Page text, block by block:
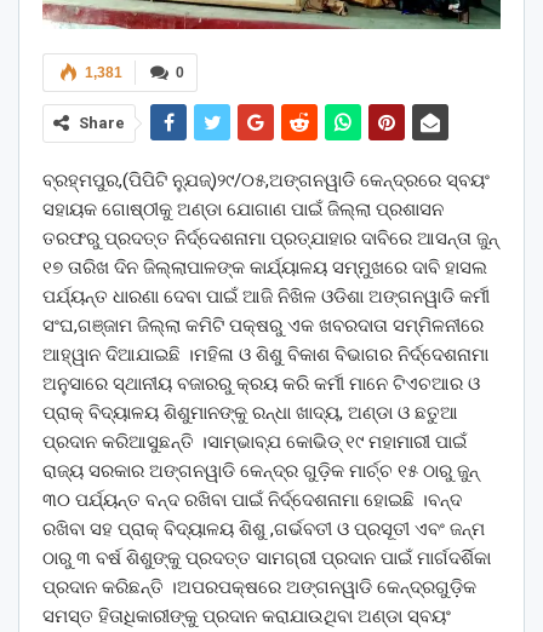
0
1,381
Share
ବ୍ରହ୍ମପୁର,(ପିପିଟି ନ୍ଯୁଜ୍)୨୯/୦୫,ଅଙ୍ଗନୱାଡି କେନ୍ଦ୍ରରେ ସ୍ବୟଂ
ସହାୟକ ଗୋଷ୍ଠୀକୁ ଅଣ୍ଡା ଯୋଗାଣ ପାଇଁ ଜିଲ୍ଲା ପ୍ରଶାସନ
ତରଫରୁ ପ୍ରଦତ୍ତ ନିର୍ଦ୍ଦେଶନାମା ପ୍ରତ୍ଯାହାର ଦାବିରେ ଆସନ୍ତା ଜୁନ୍
୧୭ ତାରିଖ ଦିନ ଜିଲ୍ଲାପାଳଙ୍କ କାର୍ଯ୍ୟାଳୟ ସମ୍ମୁଖରେ ଦାବି ହାସଲ
ପର୍ଯ୍ୟନ୍ତ ଧାରଣା ଦେବା ପାଇଁ ଆଜି ନିଖିଳ ଓଡିଶା ଅଙ୍ଗନୱାଡି କର୍ମୀ
ସଂଘ,ଗଞ୍ଜାମ ଜିଲ୍ଲା କମିଟି ପକ୍ଷରୁ ଏକ ଖବରଦାତା ସମ୍ମିଳନୀରେ
ଆହ୍ୱାନ ଦିଆଯାଇଛି ।ମହିଳା ଓ ଶିଶୁ ବିକାଶ ବିଭାଗର ନିର୍ଦ୍ଦେଶନାମା
ଅନୁସାରେ ସ୍ଥାନୀୟ ବଜାରରୁ କ୍ରୟ କରି କର୍ମୀ ମାନେ ଟିଏଚଆର ଓ
ପ୍ରାକ୍ ବିଦ୍ୟାଳୟ ଶିଶୁମାନଙ୍କୁ ରନ୍ଧା ଖାଦ୍ୟ, ଅଣ୍ଡା ଓ ଛତୁଆ
ପ୍ରଦାନ କରିଆସୁଛନ୍ତି ।ସାମ୍ଭାବ୍ଯ କୋଭିଡ୍ ୧୯ ମହାମାରୀ ପାଇଁ
ରାଜ୍ୟ ସରକାର ଅଙ୍ଗନୱାଡି କେନ୍ଦ୍ର ଗୁଡ଼ିକ ମାର୍ଚ୍ଚ ୧୫ ଠାରୁ ଜୁନ୍
୩୦ ପର୍ଯ୍ୟନ୍ତ ବନ୍ଦ ରଖିବା ପାଇଁ ନିର୍ଦ୍ଦେଶନାମା ହୋଇଛି ।ବନ୍ଦ
ରଖିବା ସହ ପ୍ରାକ୍ ବିଦ୍ୟାଳୟ ଶିଶୁ ,ଗର୍ଭବତୀ ଓ ପ୍ରସୂତୀ ଏବଂ ଜନ୍ମ
ଠାରୁ ୩ ବର୍ଷ ଶିଶୁଙ୍କୁ ପ୍ରଦତ୍ତ ସାମଗ୍ରୀ ପ୍ରଦାନ ପାଇଁ ମାର୍ଗଦର୍ଶିକା
ପ୍ରଦାନ କରିଛନ୍ତି ।ଅପରପକ୍ଷରେ ଅଙ୍ଗନୱାଡି କେନ୍ଦ୍ରଗୁଡ଼ିକ
ସମସ୍ତ ହିତାଧିକାରୀଙ୍କୁ ପ୍ରଦାନ କରାଯାଉଥିବା ଅଣ୍ଡା ସ୍ବୟଂ